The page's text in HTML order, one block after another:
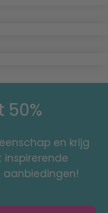
50%
en krijg
aanbiedingen!